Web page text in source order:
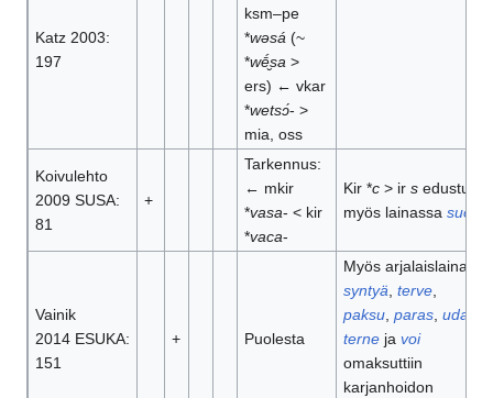
Katz 2003:
197
ksm–pe
*wəsá (~
*wḗ̮sa >
ers) ← vkar
*wetsɔ́- >
mia, oss
Koivulehto
2009 SUSA:
81
+
Tarkennus:
← mkir
*vasa- < kir
*vaca-
Kir *c> ir sedustuu
myös lainassa suoja
Vainik
2014 ESUKA:
151
+ Puolesta
Myös arjalaislainat
syntyä terve,
paksu, paras, udar
terneja voi
omaksuttiin
karjanhoidon